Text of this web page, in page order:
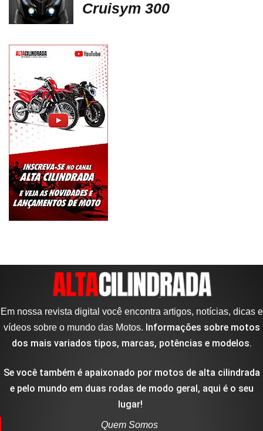
Cruisym 300
Em nossa revista digital você encontra artigos, notícias, dicas e
vídeos sobre o mundo das Motos. Informações sobre motos
dos mais variados tipos, marcas, potências e modelos.
Se você também é apaixonado por motos de alta cilindrada
e pelo mundo em duas rodas de modo geral, aqui é o seu
lugar!
Quem Somos